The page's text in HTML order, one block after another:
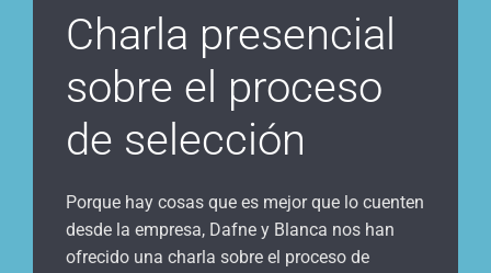
Charla presencial
sobre el proceso
de selección
Porque hay cosas que es mejor que lo cuenten
desde la empresa, Dafne y Blanca nos han
ofrecido una charla sobre el proceso de